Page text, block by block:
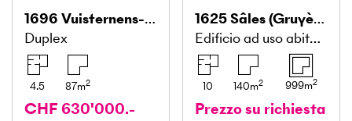
1696 Vuisternens-en-Ogoz
Duplex
4.5 87m2
CHF 630'000.-
1625Sâles (Gruyère)
Edificio ad uso abitativo e commerciale
10 140m2 999m2
Prezzo su richiesta